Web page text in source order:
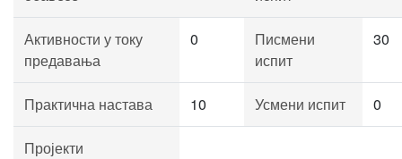
Активности у току
предавања
0
Писмени
испит
30
Практична настава 10 Усмени испит 0
Пројекти